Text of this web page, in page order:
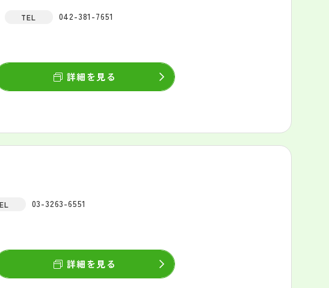
TEL 042-381-7651
詳細を見る
03-3263-6551
詳細を見る